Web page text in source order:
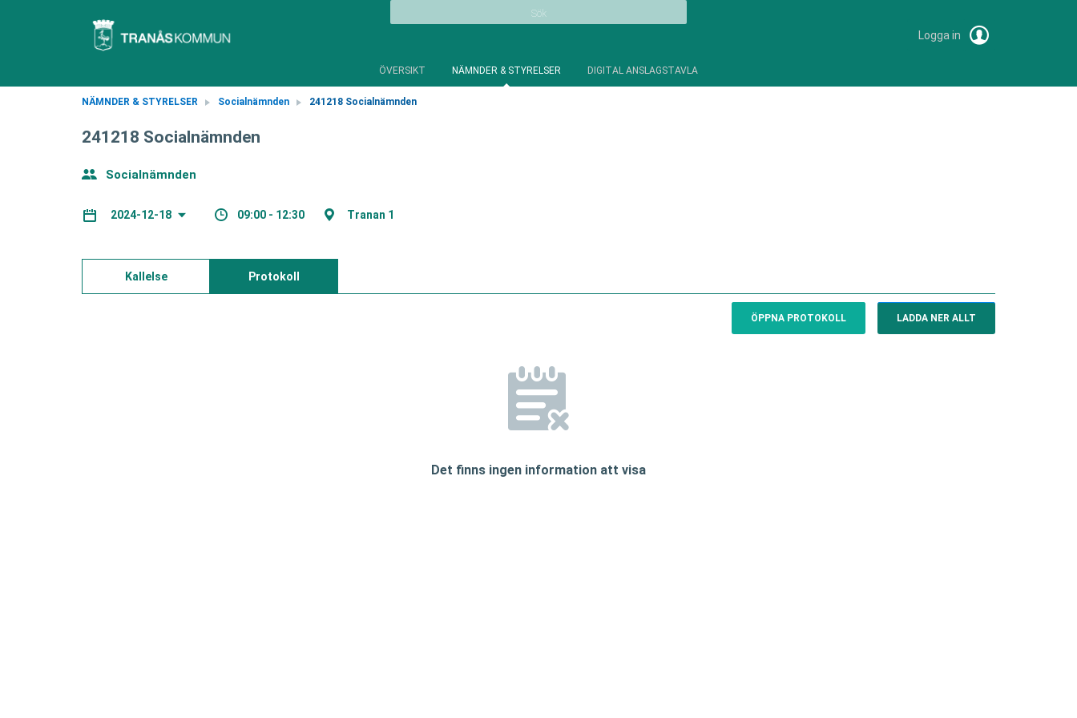
Sök
Logga in
ÖVERSIKT NÄMNDER & STYRELSER DIGITAL ANSLAGSTAVLA
NÄMNDER & STYRELSER Socialnämnden 241218 Socialnämnden
241218 Socialnämnden
Socialnämnden
2024-12-18 09:00 - 12:30 Tranan 1
Kallelse Protokoll
ÖPPNA PROTOKOLL LADDA NER ALLT
Det finns ingen information att visa